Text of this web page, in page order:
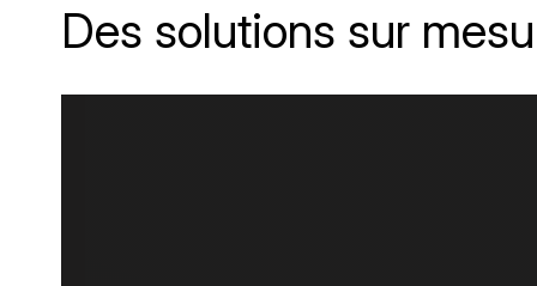
Des solutions sur